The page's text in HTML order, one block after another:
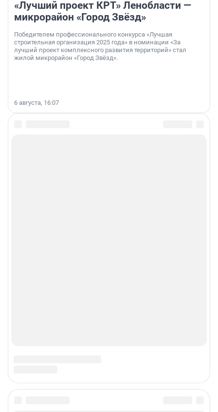
«Лучший проект КРТ» Ленобласти —
микрорайон «Город Звёзд»
Победителем профессионального конкурса «Лучшая
строительная организация 2025 года» в номинации «За
лучший проект комплексного развития территорий» стал
жилой микрорайон «Город Звёзд».
6 августа, 16:07